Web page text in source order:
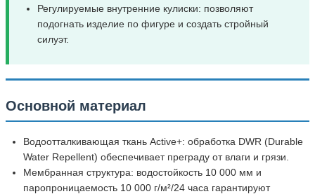
Регулируемые внутренние кулиски: позволяют
подогнать изделие по фигуре и создать стройный
силуэт.
Основной материал
Водоотталкивающая ткань Active+: обработка DWR (Durable
Water Repellent) обеспечивает преграду от влаги и грязи.
Мембранная структура: водостойкость 10 000 мм и
паропроницаемость 10 000 г/м²/24 часа гарантируют